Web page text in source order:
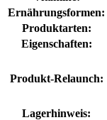
Ernährungsformen:
Produktarten:
Eigenschaften:
Produkt-Relaunch:
Lagerhinweis: